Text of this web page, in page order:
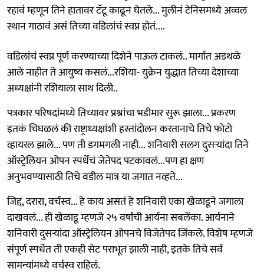
रहावं म्हणून तिने हातावर टॅटू काढून घेतले... मुलीनं टेनिसमध्ये अव्वल
स्थान गाठावं असं तिच्या वडिलांचं स्वप्न होतं....
वडिलांचं स्वप्न पूर्ण करण्याच्या दिशेने पाऊल टाकलं.. मार्गात अडथळे
आले नाहीत ते आयुष्य कसलं...रशिया- युक्रेन युद्धात तिच्या देशाच्या
अध्यक्षांनी रशियाला साथ दिली..
पत्रकार परिषदांमध्ये तिच्यावर प्रश्नांचा भडीमार सुरू झाला... प्रकरण
इतकं चिघळलं की राष्ट्राध्यक्षांशी हस्तांदोलन करतानाचे तिचे फोटो
व्हायरल झाले... पण ती डगमगली नाही... शनिवारी सलग दुसऱ्यांदा तिने
ऑस्ट्रेलियन ओपन स्पर्धेचं जेतेपद पटकावलं...पण हा क्षण
अनुभवण्यासाठी तिचे वडील मात्र या जगात नव्हते...
जिद्द, दरारा, वर्चस्व... हे काय असतं हे शनिवारी एका खेळाडूने जगाला
दाखवलं... ही खेळाडू म्हणजे २५ वर्षांची आर्यना सबलेंका. आर्यनाने
शनिवारी दुसऱ्यांदा ऑस्ट्रेलियन ओपनचे विजेतेपद जिंकले. विशेष म्हणजे
संपूर्ण स्पर्धेत ती एकही सेट पराभूत झाली नाही, इतके तिचे सर्व
सामन्यांमध्ये वर्चस्व राहिलं.